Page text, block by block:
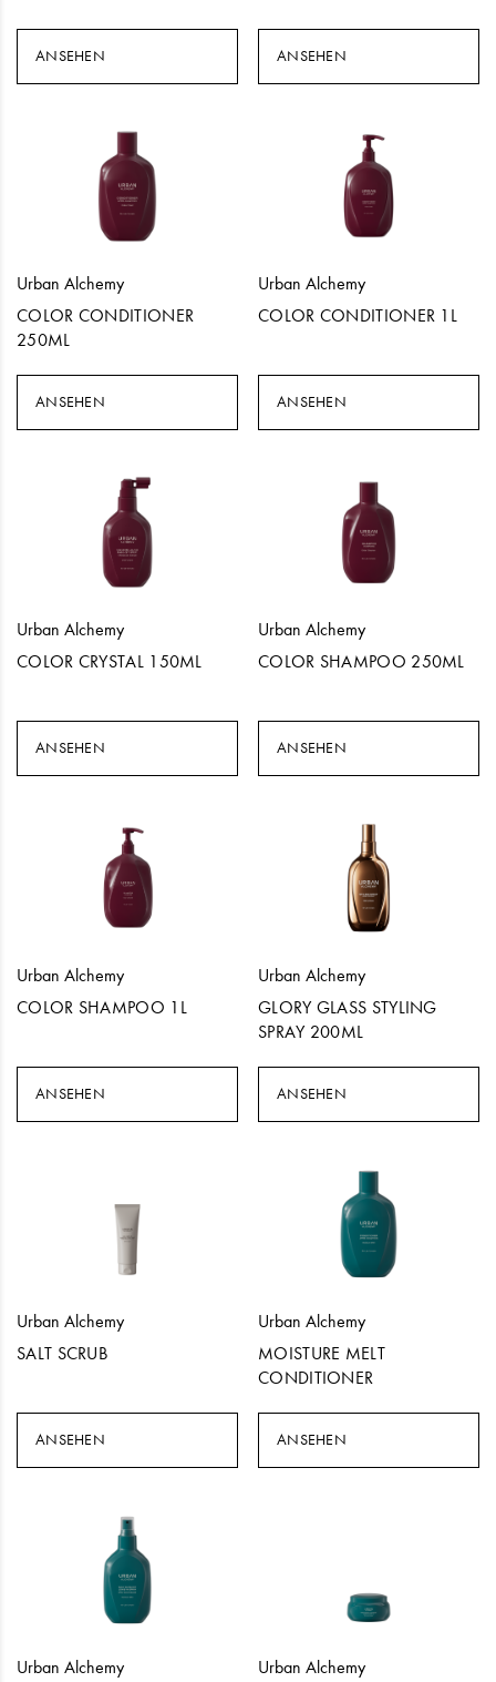
ANSEHEN ANSEHEN
Urban Alchemy
COLOR CONDITIONER
250ML
ANSEHEN
Urban Alchemy
COLOR CONDITIONER 1L
ANSEHEN
Urban Alchemy
COLOR CRYSTAL 150ML
ANSEHEN
Urban Alchemy
COLOR SHAMPOO 250ML
ANSEHEN
Urban Alchemy
COLOR SHAMPOO 1L
ANSEHEN
Urban Alchemy
GLORY GLASS STYLING
SPRAY 200ML
ANSEHEN
Urban Alchemy
SALT SCRUB
ANSEHEN
Urban Alchemy
MOISTURE MELT
CONDITIONER
ANSEHEN
Urban Alchemy
Urban Alchemy